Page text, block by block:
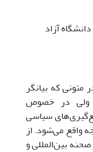
آزاد
متونی که بیانگر
ولی در خصوص
سیاسی
واقع می‌شود. از
بین‌المللی و